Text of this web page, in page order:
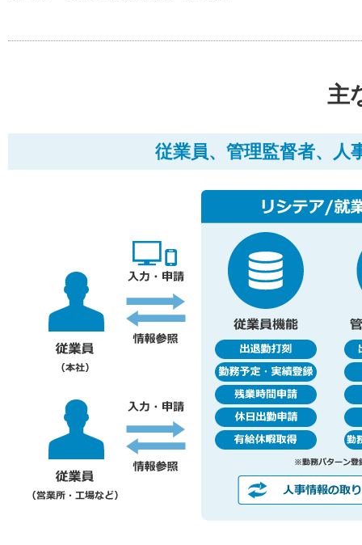
主
従業員、管理監督者、人